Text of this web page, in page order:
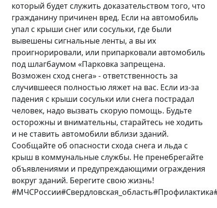
который будет служить доказательством того, что
гражданину причинен вред. Если на автомобиль
упал с крыши снег или сосульки, где были
вывешены сигнальные ленты, а вы их
проигнорировали, или припарковали автомобиль
под шлагбаумом «Парковка запрещена.
Возможен сход снега» - ответственность за
случившееся полностью ляжет на вас. Если из-за
падения с крыши сосульки или снега пострадал
человек, надо вызвать скорую помощь. Будьте
осторожны и внимательны, старайтесь не ходить
и не ставить автомобили вблизи зданий.
Сообщайте об опасности схода снега и льда с
крыш в коммунальные службы. Не пренебрегайте
объявлениями и предупреждающими ограждения
вокруг зданий. Берегите свою жизнь!